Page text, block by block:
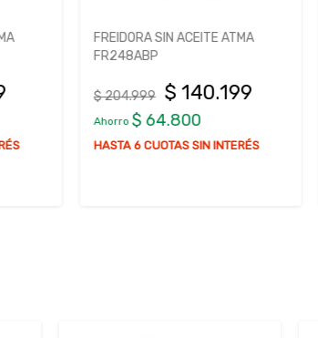
FREIDORA SIN ACEITE ATMA
FR248ABP
$ 204.999 $ 140.199
Ahorro$ 64.800
HASTA 6 CUOTAS SIN INTERÉS